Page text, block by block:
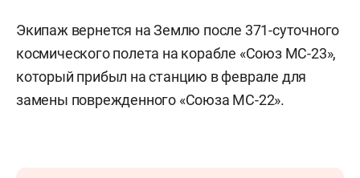
Экипаж вернется на Землю после 371-суточного
космического полета на корабле «Союз МС-23»,
который прибыл на станцию в феврале для
замены поврежденного «Союза МС-22».